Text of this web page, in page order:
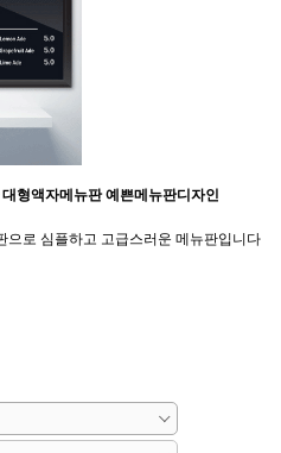
형액자메뉴판 예쁜메뉴판디자인
으로 심플하고 고급스러운 메뉴판입니다